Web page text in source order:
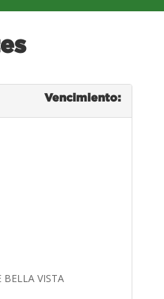
Vencimiento:
VISTA